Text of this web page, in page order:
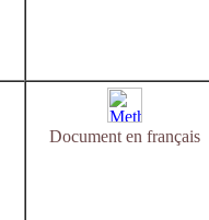
Document en français